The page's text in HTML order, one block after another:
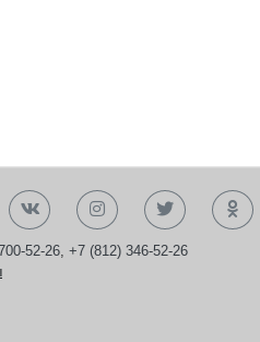
52-26, +7 (812) 346-52-26